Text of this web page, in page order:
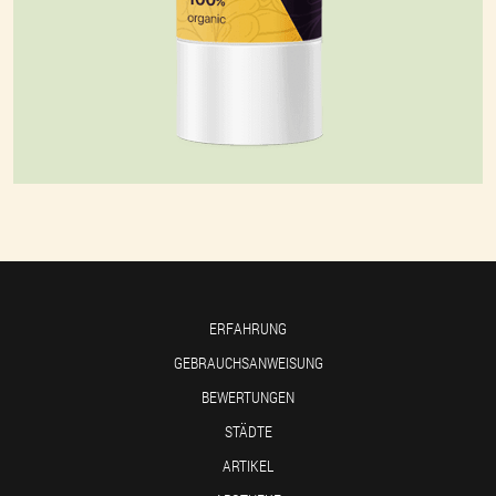
ERFAHRUNG
GEBRAUCHSANWEISUNG
BEWERTUNGEN
STÄDTE
ARTIKEL